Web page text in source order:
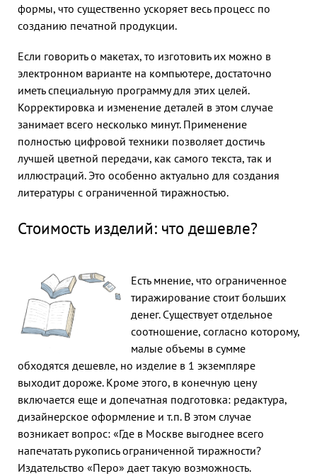
формы, что существенно ускоряет весь процесс по
созданию печатной продукции.
Если говорить о макетах, то изготовить их можно в
электронном варианте на компьютере, достаточно
иметь специальную программу для этих целей.
Корректировка и изменение деталей в этом случае
занимает всего несколько минут. Применение
полностью цифровой техники позволяет достичь
лучшей цветной передачи, как самого текста, так и
иллюстраций. Это особенно актуально для создания
литературы с ограниченной тиражностью.
Стоимость изделий: что дешевле?
Есть мнение, что ограниченное
тиражирование стоит больших
денег. Существует отдельное
соотношение, согласно которому,
малые объемы в сумме
обходятся дешевле, но изделие в 1 экземпляре
выходит дороже. Кроме этого, в конечную цену
включается еще и допечатная подготовка: редактура,
дизайнерское оформление и т.п. В этом случае
возникает вопрос: «Где в Москве выгоднее всего
напечатать рукопись ограниченной тиражности?
Издательство «Перо» дает такую возможность.